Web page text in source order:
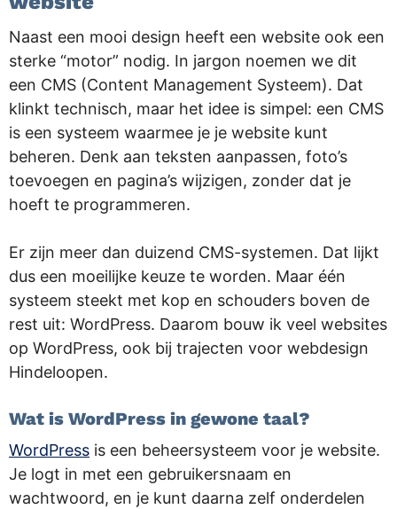
Naast een mooi design heeft een website ook een
sterke “motor” nodig. In jargon noemen we dit
een CMS (Content Management Systeem). Dat
klinkt technisch, maar het idee is simpel: een CMS
is een systeem waarmee je je website kunt
beheren. Denk aan teksten aanpassen, foto’s
toevoegen en pagina’s wijzigen, zonder dat je
hoeft te programmeren.
Er zijn meer dan duizend CMS-systemen. Dat lijkt
dus een moeilijke keuze te worden. Maar één
systeem steekt met kop en schouders boven de
rest uit: WordPress. Daarom bouw ik veel websites
op WordPress, ook bij trajecten voor webdesign
Hindeloopen.
Wat is WordPress in gewone taal?
WordPress is een beheersysteem voor je website.
Je logt in met een gebruikersnaam en
wachtwoord, en je kunt daarna zelf onderdelen